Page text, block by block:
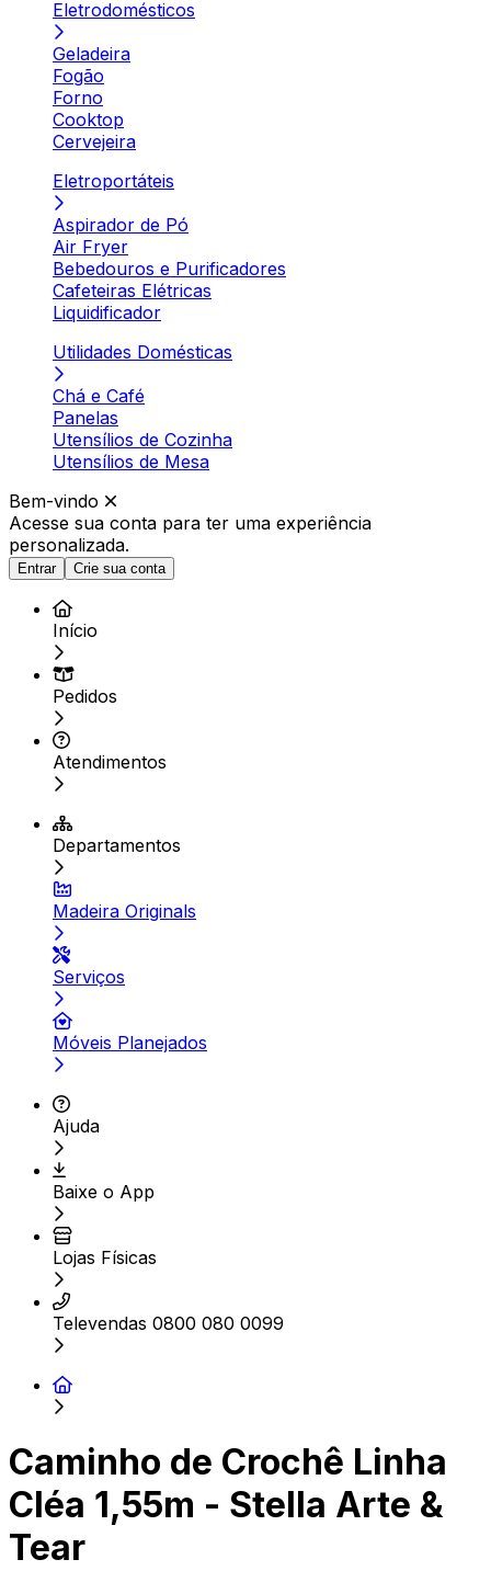
Eletrodomésticos
Geladeira
Fogão
Forno
Cooktop
Cervejeira
Eletroportáteis
Aspirador de Pó
Air Fryer
Bebedouros e Purificadores
Cafeteiras Elétricas
Liquidificador
Utilidades Domésticas
Chá e Café
Panelas
Utensílios de Cozinha
Utensílios de Mesa
Bem-vindo
Acesse sua conta para ter uma experiência
personalizada.
Entrar Crie sua conta
Início
Pedidos
Atendimentos
Departamentos
Madeira Originals
Serviços
Móveis Planejados
Ajuda
Baixe o App
Lojas Físicas
Televendas 0800 080 0099
Caminho de Crochê Linha
Cléa 1,55m - Stella Arte &
Tear